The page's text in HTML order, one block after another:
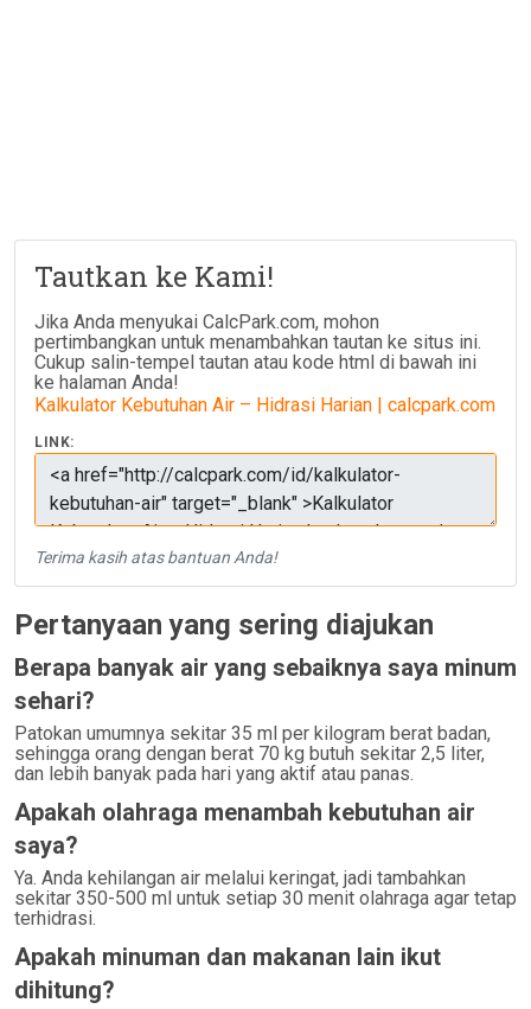
Tautkan ke Kami!
Jika Anda menyukai CalcPark.com, mohon
pertimbangkan untuk menambahkan tautan ke situs ini.
Cukup salin-tempel tautan atau kode html di bawah ini
ke halaman Anda!
Kalkulator Kebutuhan Air – Hidrasi Harian | calcpark.com
LINK:
Terima kasih atas bantuan Anda!
Pertanyaan yang sering diajukan
Berapa banyak air yang sebaiknya saya minum
sehari?
Patokan umumnya sekitar 35 ml per kilogram berat badan,
sehingga orang dengan berat 70 kg butuh sekitar 2,5 liter,
dan lebih banyak pada hari yang aktif atau panas.
Apakah olahraga menambah kebutuhan air
saya?
Ya. Anda kehilangan air melalui keringat, jadi tambahkan
sekitar 350-500 ml untuk setiap 30 menit olahraga agar tetap
terhidrasi.
Apakah minuman dan makanan lain ikut
dihitung?